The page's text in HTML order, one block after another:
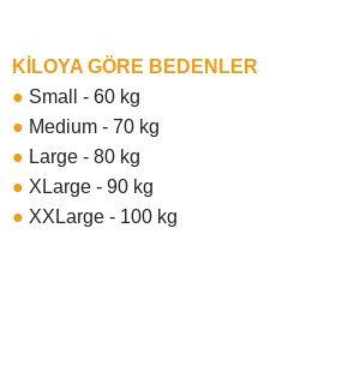
KİLOYA GÖRE BEDENLER
● Small - 60 kg
● Medium - 70 kg
● Large - 80 kg
● XLarge - 90 kg
● XXLarge - 100 kg